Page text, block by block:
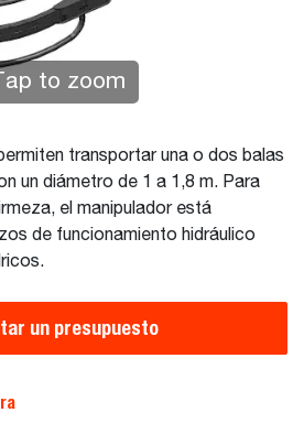
Tap to zoom
transportar una o dos balas
un diámetro de 1 a 1,8 m. Para
el manipulador está
de funcionamiento hidráulico
un presupuesto